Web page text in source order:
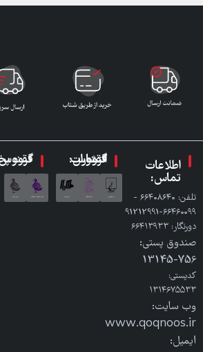
اطلاعات
تماس:
تلفن: ٦٦٤٠٨٦٤٠ -
٦٦٤٦٠٠٩٩-91212991
دورنگار: ٦٦٤١٣٩٣٣
صندوق پستی:
756-13145
کدپستی:
۱۳۱۴۶۷۵۵۳۳
وب سایت:
www.qoqnoos.ir
ایمیل:
گروه انتشارات ققنوس: گروه پخش